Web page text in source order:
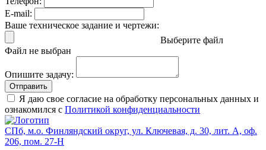
E-mail:
Ваше техническое задание и чертежи:
Выберите файл
Файл не выбран
Опишите задачу:
Отправить
Я даю свое согласие на обработку персональных данных и
ознакомился с Политикой конфиденциальности
СПб, м.о. Финляндский округ, ул. Ключевая, д. 30, лит. А, оф.
206, пом. 27-Н